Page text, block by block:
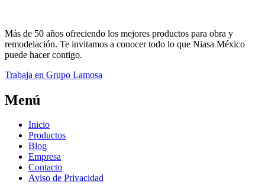
Más de 50 años ofreciendo los mejores productos para obra y
remodelación. Te invitamos a conocer todo lo que Niasa México
puede hacer contigo.
Trabaja en Grupo Lamosa
Menú
Inicio
Productos
Blog
Empresa
Contacto
Aviso de Privacidad